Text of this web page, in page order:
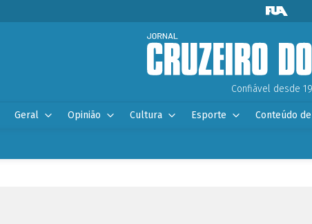
Confiável desde
Geral Opinião Cultura Esporte Conteúdo